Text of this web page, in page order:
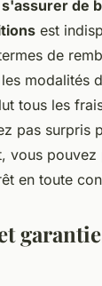
s'assurer de
est
de
modalités
tous les
pas surpris
vous pouvez
en toute